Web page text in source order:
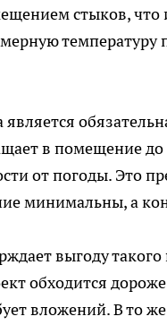
стыков,
температуру
в помещение
от погоды. Это
минимальны, а
выгоду
обходится
вложений. В то